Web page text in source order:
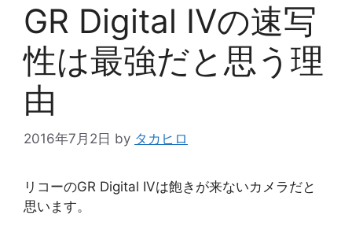
GR Digital IVの速写
性は最強だと思う理
由
2016年7月2日 by タカヒロ
リコーのGR Digital IVは飽きが来ないカメラだと
思います。